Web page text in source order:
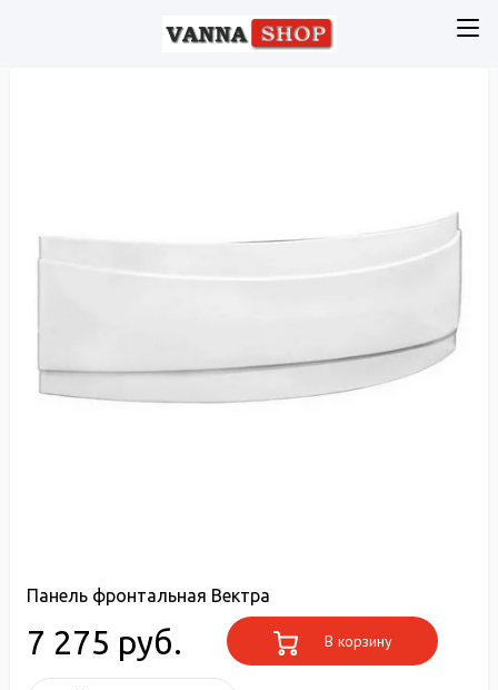
Панель фронтальная Вектра
7 275 руб. В корзину